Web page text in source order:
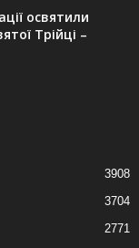
освятили
Трійці –
3908
3704
2771